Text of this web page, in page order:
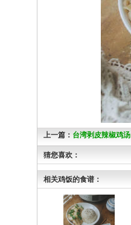
上一篇： 台湾剥皮辣椒鸡汤
猜您喜欢：
相关鸡饭的食谱：